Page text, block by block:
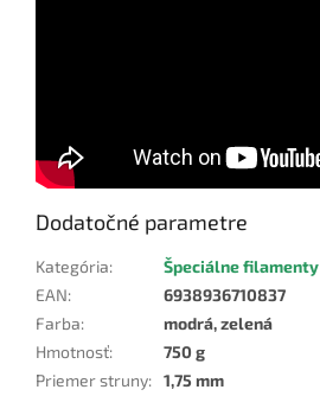
Dodatočné parametre
Kategória:
Špeciálne filamenty
EAN:
6938936710837
Farba:
modrá, zelená
Hmotnosť:
750 g
Priemer struny: 1,75 mm